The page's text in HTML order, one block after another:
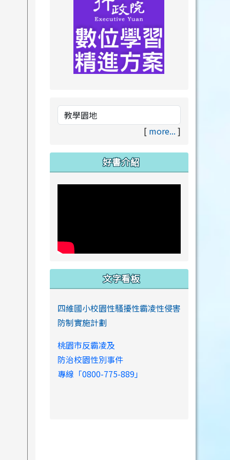
[ more... ]
好書介紹
文字看板
四維國小校園性騷擾性霸凌性侵害
防制實施計劃
桃園市反霸凌及
防治校園性別事件
專線「0800-775-889」